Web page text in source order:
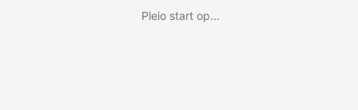
Pleio start op...